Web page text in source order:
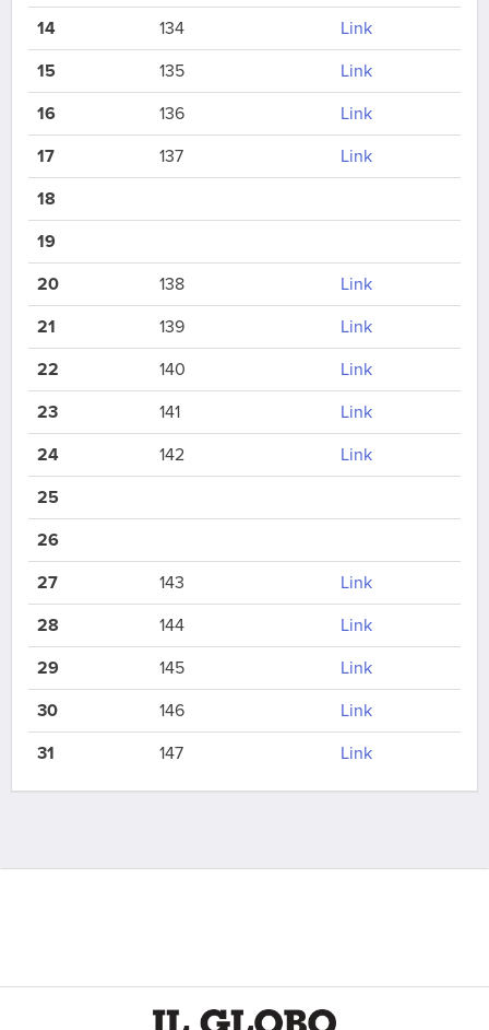
14
134
Link
15
135
Link
16
136
Link
17
137
Link
18
19
20
138
Link
21
139
Link
22
140
Link
23
141
Link
24
142
Link
25
26
27
143
Link
28
144
Link
29
145
Link
30
146
Link
31
147 Link